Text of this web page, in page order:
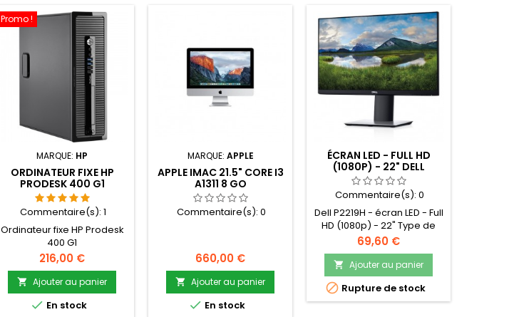
Promo !
MARQUE: HP
ORDINATEUR FIXE HP
PRODESK 400 G1
Commentaire(s): 1
Ordinateur fixe HP Prodesk
400 G1
Prix
216,00 €
 Ajouter au panier
 En stock
MARQUE: APPLE
APPLE IMAC 21.5" CORE I3
A1311 8 GO
Commentaire(s): 0
Prix
660,00 €
 Ajouter au panier
 En stock
ÉCRAN LED - FULL HD
(1080P) - 22" DELL
Commentaire(s): 0
Dell P2219H - écran LED - Full
HD (1080p) - 22" Type de
Dalle IPS Interface
DisplayPort HDMI VGA
Résolution 1920 x 1080
Réglage de l'écran Hauteur
Inclinaison Pivot (rotation)
Pivotant Temps de réponse
Prix
69,60 €
 Ajouter au panier
 Rupture de stock